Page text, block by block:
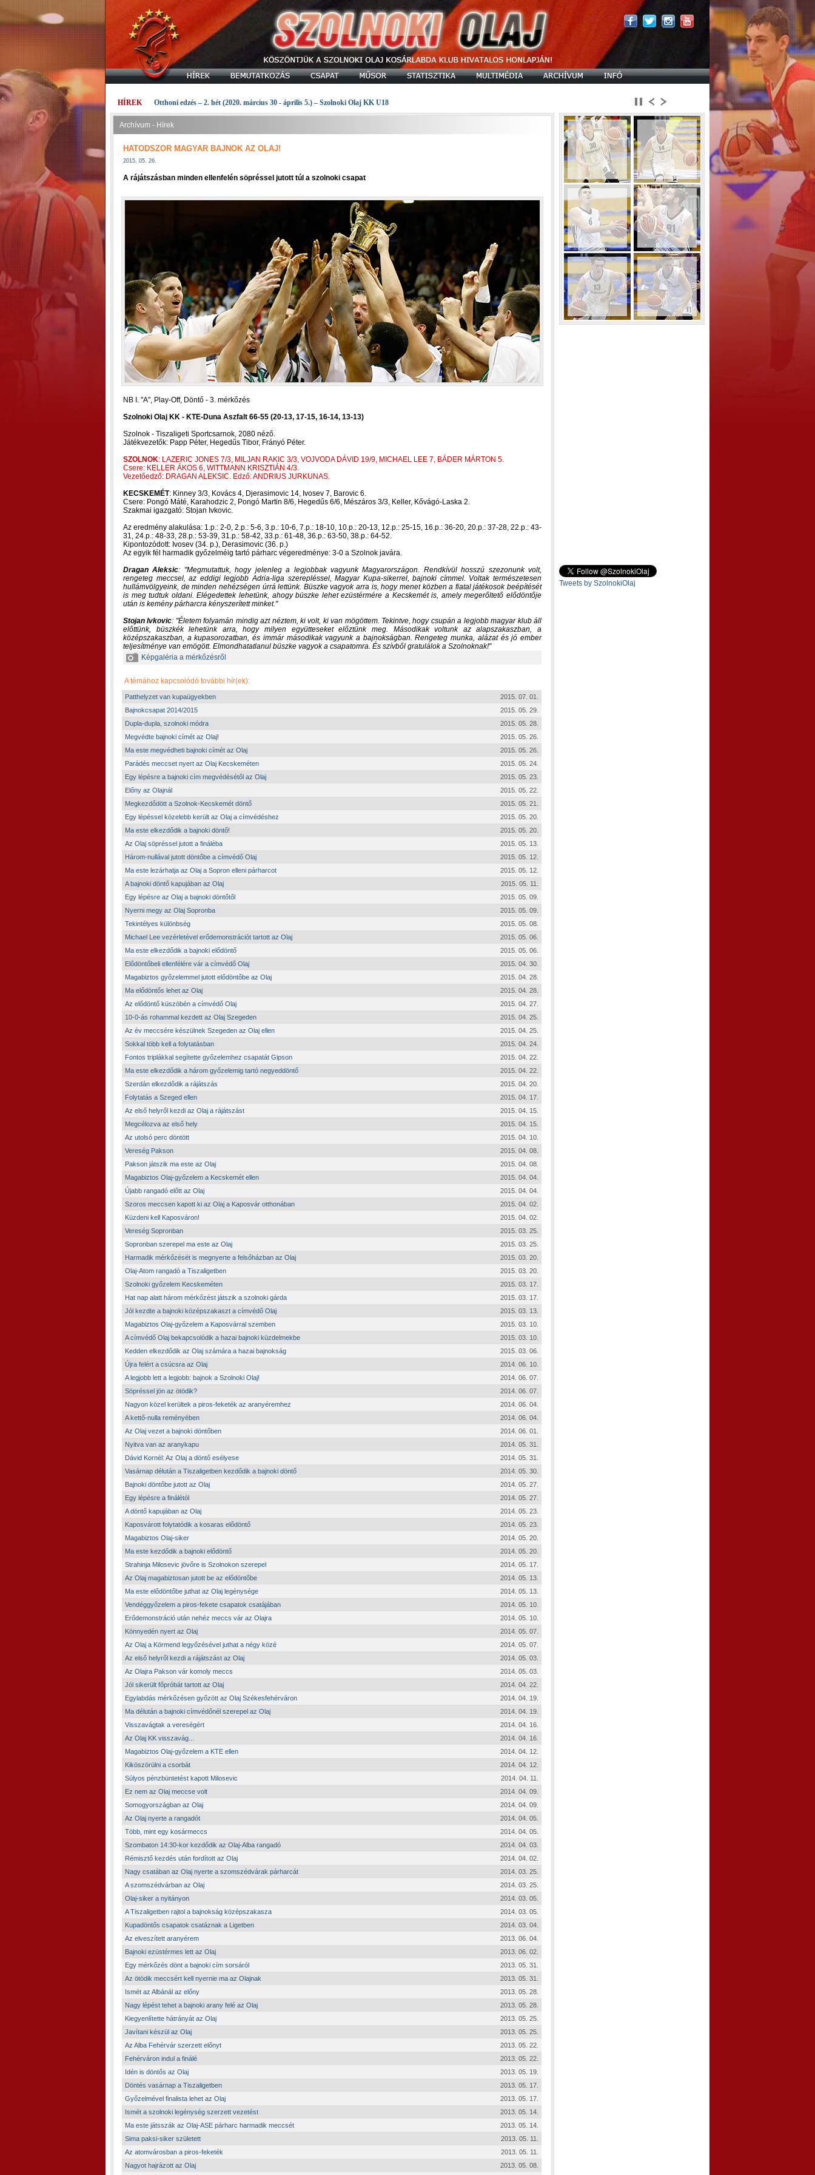
HÍREK Otthoni edzés – 2. hét (2020. március 30 - április 5.) – Szolnoki Olaj KK U18
Archívum - Hírek
HATODSZOR MAGYAR BAJNOK AZ OLAJ!
2015. 05. 26.
A rájátszásban minden ellenfelén söpréssel jutott túl a szolnoki csapat
NB I. "A", Play-Off, Döntő - 3. mérkőzés
Szolnoki Olaj KK - KTE-Duna Aszfalt 66-55 (20-13, 17-15, 16-14, 13-13)
Szolnok - Tiszaligeti Sportcsarnok, 2080 néző.
Játékvezetők: Papp Péter, Hegedűs Tibor, Frányó Péter.
SZOLNOK: LAZERIC JONES 7/3, MILJAN RAKIC 3/3, VOJVODA DÁVID 19/9, MICHAEL LEE 7, BÁDER MÁRTON 5.
Csere: KELLER ÁKOS 6, WITTMANN KRISZTIÁN 4/3.
Vezetőedző: DRAGAN ALEKSIC. Edző: ANDRIUS JURKUNAS.
KECSKEMÉT: Kinney 3/3, Kovács 4, Djerasimovic 14, Ivosev 7, Barovic 6.
Csere: Pongó Máté, Karahodzic 2, Pongó Martin 8/6, Hegedűs 6/6, Mészáros 3/3, Keller, Kővágó-Laska 2.
Szakmai igazgató: Stojan Ivkovic.
Az eredmény alakulása: 1.p.: 2-0, 2.p.: 5-6, 3.p.: 10-6, 7.p.: 18-10, 10.p.: 20-13, 12.p.: 25-15, 16.p.: 36-20, 20.p.: 37-28, 22.p.: 43-
31, 24.p.: 48-33, 28.p.: 53-39, 31.p.: 58-42, 33.p.: 61-48, 36.p.: 63-50, 38.p.: 64-52.
Kipontozódott: Ivosev (34. p.), Derasimovic (36. p.)
Az egyik fél harmadik győzelméig tartó párharc végeredménye: 3-0 a Szolnok javára.
Dragan Aleksic:
Megmutattuk, hogy jelenleg a legjobbak vagyunk Magyarországon. Rendkívül hosszú szezonunk volt,
rengeteg meccsel, az eddigi legjobb Adria-liga szerepléssel, Magyar Kupa-sikerrel, bajnoki címmel. Voltak természetesen
hullámvölgyeink, de minden nehézségen úrrá lettünk. Büszke vagyok arra is, hogy menet közben a fiatal játékosok beépítését
is meg tudtuk oldani. Elégedettek lehetünk, ahogy büszke lehet ezüstérmére a Kecskemét is, amely megerőltető elődöntője
után is kemény párharcra kényszerített minket.
Stojan Ivkovic: Életem folyamán mindig azt néztem, ki volt, ki van mögöttem. Tekintve, hogy csupán a legjobb magyar klub áll
előttünk, büszkék lehetünk arra, hogy milyen együtteseket előztünk meg. Másodikak voltunk az alapszakaszban, a
középszakaszban, a kupasorozatban, és immár másodikak vagyunk a bajnokságban. Rengeteg munka, alázat és jó ember
teljesítménye van emögött. Elmondhatatlanul büszke vagyok a csapatomra. És szívből gratulálok a Szolnoknak!
Képgaléria a mérkőzésről
A témához kapcsolódó további hír(ek):
Patthelyzet van kupaügyekben
2015. 07. 01.
Bajnokcsapat 2014/2015
2015. 05. 29.
Dupla-dupla, szolnoki módra
2015. 05. 28.
Megvédte bajnoki címét az Olaj!
2015. 05. 26.
Ma este megvédheti bajnoki címét az Olaj
2015. 05. 26.
Parádés meccset nyert az Olaj Kecskeméten
2015. 05. 24.
Egy lépésre a bajnoki cím megvédésétől az Olaj
2015. 05. 23.
Előny az Olajnál
2015. 05. 22.
Megkezdődött a Szolnok-Kecskemét döntő
2015. 05. 21.
Egy lépéssel közelebb került az Olaj a címvédéshez
2015. 05. 20.
Ma este elkezdődik a bajnoki döntő!
2015. 05. 20.
Az Olaj söpréssel jutott a fináléba
2015. 05. 13.
Három-nullával jutott döntőbe a címvédő Olaj
2015. 05. 12.
Ma este lezárhatja az Olaj a Sopron elleni párharcot
2015. 05. 12.
A bajnoki döntő kapujában az Olaj
2015. 05. 11.
Egy lépésre az Olaj a bajnoki döntőtől
2015. 05. 09.
Nyerni megy az Olaj Sopronba
2015. 05. 09.
Tekintélyes különbség
2015. 05. 08.
Michael Lee vezérletével erődemonstrációt tartott az Olaj
2015. 05. 06.
Ma este elkezdődik a bajnoki elődöntő
2015. 05. 06.
Elődöntőbeli ellenfélére vár a címvédő Olaj
2015. 04. 30.
Magabiztos győzelemmel jutott elődöntőbe az Olaj
2015. 04. 28.
Ma elődöntős lehet az Olaj
2015. 04. 28.
Az elődöntő küszöbén a címvédő Olaj
2015. 04. 27.
10-0-ás rohammal kezdett az Olaj Szegeden
2015. 04. 25.
Az év meccsére készülnek Szegeden az Olaj ellen
2015. 04. 25.
Sokkal több kell a folytatásban
2015. 04. 24.
Fontos triplákkal segítette győzelemhez csapatát Gipson
2015. 04. 22.
Ma este elkezdődik a három győzelemig tartó negyeddöntő
2015. 04. 22.
Szerdán elkezdődik a rájátszás
2015. 04. 20.
Folytatás a Szeged ellen
2015. 04. 17.
Az első helyről kezdi az Olaj a rájátszást
2015. 04. 15.
Megcélozva az első hely
2015. 04. 15.
Az utolsó perc döntött
2015. 04. 10.
Vereség Pakson
2015. 04. 08.
Pakson játszik ma este az Olaj
2015. 04. 08.
Magabiztos Olaj-győzelem a Kecskemét ellen
2015. 04. 04.
Újabb rangadó előtt az Olaj
2015. 04. 04.
Szoros meccsen kapott ki az Olaj a Kaposvár otthonában
2015. 04. 02.
Küzdeni kell Kaposváron!
2015. 04. 02.
Vereség Sopronban
2015. 03. 25.
Sopronban szerepel ma este az Olaj
2015. 03. 25.
Harmadik mérkőzését is megnyerte a felsőházban az Olaj
2015. 03. 20.
Olaj-Atom rangadó a Tiszaligetben
2015. 03. 20.
Szolnoki győzelem Kecskeméten
2015. 03. 17.
Hat nap alatt három mérkőzést játszik a szolnoki gárda
2015. 03. 17.
Jól kezdte a bajnoki középszakaszt a címvédő Olaj
2015. 03. 13.
Magabiztos Olaj-győzelem a Kaposvárral szemben
2015. 03. 10.
A címvédő Olaj bekapcsolódik a hazai bajnoki küzdelmekbe
2015. 03. 10.
Kedden elkezdődik az Olaj számára a hazai bajnokság
2015. 03. 06.
Újra felért a csúcsra az Olaj
2014. 06. 10.
A legjobb lett a legjobb: bajnok a Szolnoki Olaj!
2014. 06. 07.
Söpréssel jön az ötödik?
2014. 06. 07.
Nagyon közel kerültek a piros-feketék az aranyéremhez
2014. 06. 04.
A kettő-nulla reményében
2014. 06. 04.
Az Olaj vezet a bajnoki döntőben
2014. 06. 01.
Nyitva van az aranykapu
2014. 05. 31.
Dávid Kornél: Az Olaj a döntő esélyese
2014. 05. 31.
Vasárnap délután a Tiszaligetben kezdődik a bajnoki döntő
2014. 05. 30.
Bajnoki döntőbe jutott az Olaj
2014. 05. 27.
Egy lépésre a finálétól
2014. 05. 27.
A döntő kapujában az Olaj
2014. 05. 23.
Kaposvárott folytatódik a kosaras elődöntő
2014. 05. 23.
Magabiztos Olaj-siker
2014. 05. 20.
Ma este kezdődik a bajnoki elődöntő
2014. 05. 20.
Strahinja Milosevic jövőre is Szolnokon szerepel
2014. 05. 17.
Az Olaj magabiztosan jutott be az elődöntőbe
2014. 05. 13.
Ma este elődöntőbe juthat az Olaj legénysége
2014. 05. 13.
Vendéggyőzelem a piros-fekete csapatok csatájában
2014. 05. 10.
Erődemonstráció után nehéz meccs vár az Olajra
2014. 05. 10.
Könnyedén nyert az Olaj
2014. 05. 07.
Az Olaj a Körmend legyőzésével juthat a négy közé
2014. 05. 07.
Az első helyről kezdi a rájátszást az Olaj
2014. 05. 03.
Az Olajra Pakson vár komoly meccs
2014. 05. 03.
Jól sikerült főpróbát tartott az Olaj
2014. 04. 22.
Egylabdás mérkőzésen győzött az Olaj Székesfehérváron
2014. 04. 19.
Ma délután a bajnoki címvédőnél szerepel az Olaj
2014. 04. 19.
Visszavágtak a vereségért
2014. 04. 16.
Az Olaj KK visszavág...
2014. 04. 16.
Magabiztos Olaj-győzelem a KTE ellen
2014. 04. 12.
Kiköszörülni a csorbát
2014. 04. 12.
Súlyos pénzbüntetést kapott Milosevic
2014. 04. 11.
Ez nem az Olaj meccse volt
2014. 04. 09.
Somogyországban az Olaj
2014. 04. 09.
Az Olaj nyerte a rangadót
2014. 04. 05.
Több, mint egy kosármeccs
2014. 04. 05.
Szombaton 14:30-kor kezdődik az Olaj-Alba rangadó
2014. 04. 03.
Rémisztő kezdés után fordított az Olaj
2014. 04. 02.
Nagy csatában az Olaj nyerte a szomszédvárak párharcát
2014. 03. 25.
A szomszédvárban az Olaj
2014. 03. 25.
Olaj-siker a nyitányon
2014. 03. 05.
A Tiszaligetben rajtol a bajnokság középszakasza
2014. 03. 05.
Kupadöntős csapatok csatáznak a Ligetben
2014. 03. 04.
Az elveszített aranyérem
2013. 06. 04.
Bajnoki ezüstérmes lett az Olaj
2013. 06. 02.
Egy mérkőzés dönt a bajnoki cím sorsáról
2013. 05. 31.
Az ötödik meccsért kell nyernie ma az Olajnak
2013. 05. 31.
Ismét az Albánál az előny
2013. 05. 28.
Nagy lépést tehet a bajnoki arany felé az Olaj
2013. 05. 28.
Kiegyenlítette hátrányát az Olaj
2013. 05. 25.
Javítani készül az Olaj
2013. 05. 25.
Az Alba Fehérvár szerzett előnyt
2013. 05. 22.
Fehérváron indul a finálé
2013. 05. 22.
Idén is döntős az Olaj
2013. 05. 19.
Döntés vasárnap a Tiszaligetben
2013. 05. 17.
Győzelmével finalista lehet az Olaj
2013. 05. 17.
Ismét a szolnoki legénység szerzett vezetést
2013. 05. 14.
Ma este játsszák az Olaj-ASE párharc harmadik meccsét
2013. 05. 14.
Sima paksi-siker született
2013. 05. 11.
Az atomvárosban a piros-feketék
2013. 05. 11.
Nagyot hajrázott az Olaj
2013. 05. 08.
Tweets by SzolnokiOlaj